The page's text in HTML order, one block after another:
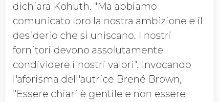
dichiara Kohuth. "Ma abbiamo
comunicato loro la nostra ambizione e il
desiderio che si uniscano. I nostri
fornitori devono assolutamente
condividere i nostri valori". Invocando
l'aforisma dell'autrice Brené Brown,
"Essere chiari è gentile e non essere